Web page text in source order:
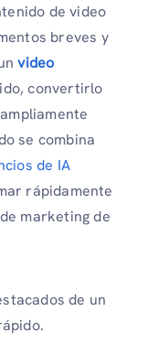
de video
breves y
video
convertirlo
se combina
de IA
rápidamente
marketing de
de un